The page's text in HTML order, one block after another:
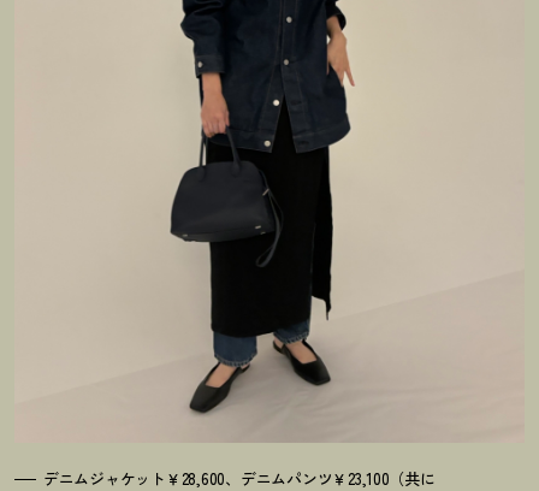
デニムジャケット￥28,600、デニムパンツ￥23,100（共に